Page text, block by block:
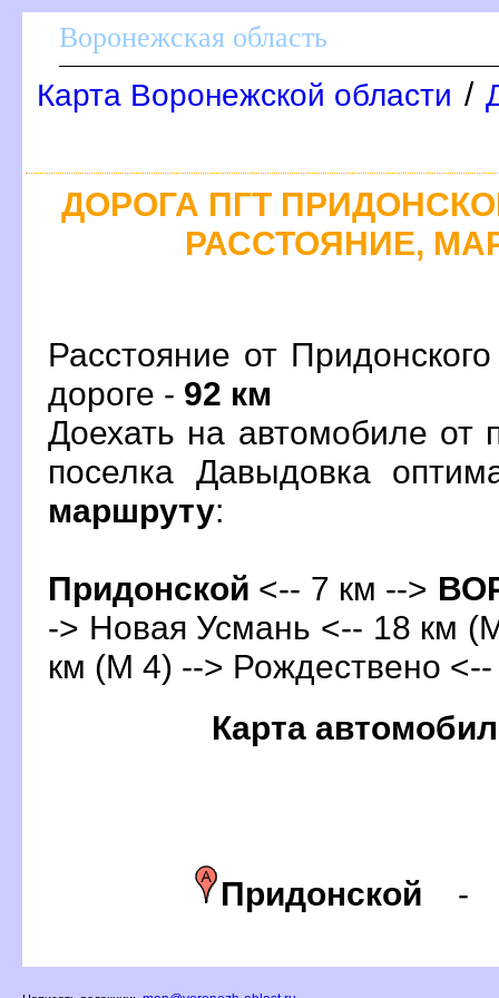
оронежская область
Карта Воронежской области /
ДОРОГА ПГТ
РАССТОЯНИЕ,
Расстояние от
дороге - 92 км
Доехать на автомобиле от
поселка Давыдовка
маршруту:
Придонской <-- 7 км -->
-> Новая Усмань <-- 18 км
км (М 4) --> Рождествено
Карта
Придонской